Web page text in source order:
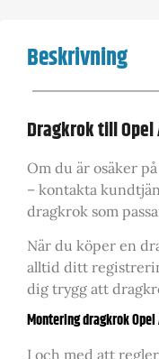
Beskrivning
Dragkrok till
Om du är osäker
– kontakta
dragkrok som
När du köper en
alltid ditt
dig trygg att
Montering dragkrok
I och med att